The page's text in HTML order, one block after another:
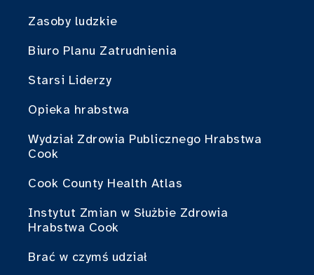
Zasoby ludzkie
Biuro Planu Zatrudnienia
Starsi Liderzy
Opieka hrabstwa
Wydział Zdrowia Publicznego Hrabstwa
Cook
Cook County Health Atlas
Instytut Zmian w Służbie Zdrowia
Hrabstwa Cook
Brać w czymś udział